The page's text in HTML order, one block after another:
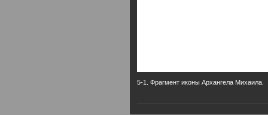
5-1. Фрагмент иконы Архангела Михаила.